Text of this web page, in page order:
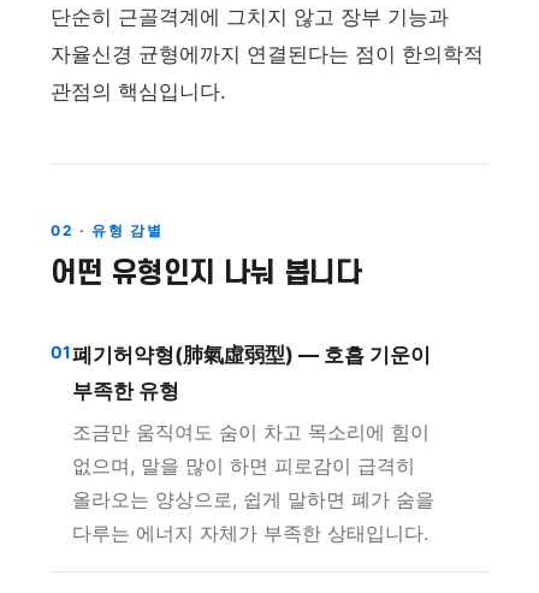
단순히 근골격계에 그치지 않고 장부 기능과
자율신경 균형에까지 연결된다는 점이 한의학적
관점의 핵심입니다.
02 · 유형 감별
어떤 유형인지 나눠 봅니다
01폐기허약형(肺氣虛弱型) — 호흡 기운이
부족한 유형
조금만 움직여도 숨이 차고 목소리에 힘이
없으며, 말을 많이 하면 피로감이 급격히
올라오는 양상으로, 쉽게 말하면 폐가 숨을
다루는 에너지 자체가 부족한 상태입니다.